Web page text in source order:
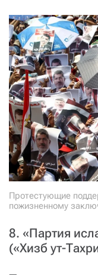
Протестующие
пожизненному
8. «Партия
(«Хизб ут-